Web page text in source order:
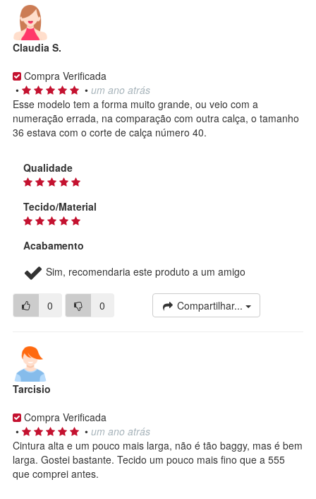
Claudia S.
Compra Verificada
•
• um ano atrás
Esse modelo tem a forma muito grande, ou veio com a
numeração errada, na comparação com outra calça, o tamanho
36 estava com o corte de calça número 40.
Qualidade
Tecido/Material
Acabamento
Sim, recomendaria este produto a um amigo
0 0 Compartilhar...
Tarcisio
Compra Verificada
•
• um ano atrás
Cintura alta e um pouco mais larga, não é tão baggy, mas é bem
larga. Gostei bastante. Tecido um pouco mais fino que a 555
que comprei antes.